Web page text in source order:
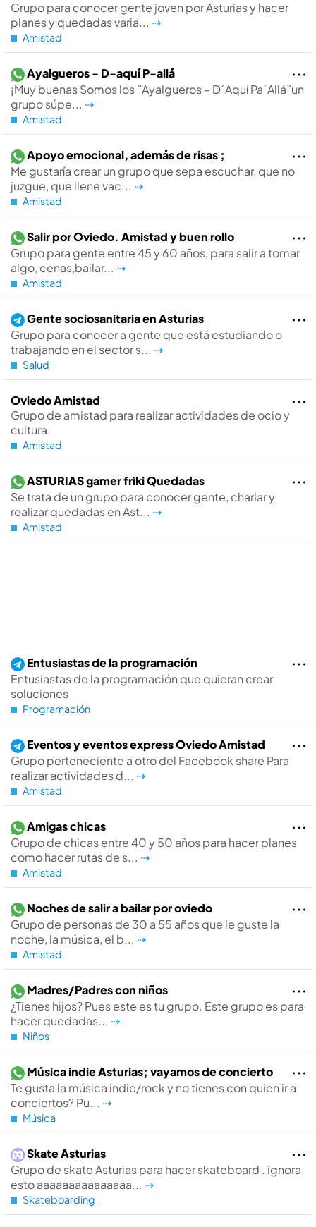
Grupo para conocer gente joven por Asturias y hacer
planes y quedadas varia... ⇢
Amistad
Ayalgueros - D-aquí P-allá
¡Muy buenas Somos los ¨Ayalgueros – D´Aquí Pa´Allá¨un
grupo súpe... ⇢
Amistad
Apoyo emocional, además de risas ;
Me gustaría crear un grupo que sepa escuchar, que no
juzgue, que llene vac... ⇢
Amistad
Salir por Oviedo. Amistad y buen rollo
Grupo para gente entre 45 y 60 años, para salir a tomar
algo, cenas,bailar... ⇢
Amistad
Gente sociosanitaria en Asturias
Grupo para conocer a gente que está estudiando o
trabajando en el sector s... ⇢
Salud
Oviedo Amistad
Grupo de amistad para realizar actividades de ocio y
cultura.
Amistad
ASTURIAS gamer friki Quedadas
Se trata de un grupo para conocer gente, charlar y
realizar quedadas en Ast... ⇢
Amistad
Entusiastas de la programación
Entusiastas de la programación que quieran crear
soluciones
Programación
Eventos y eventos express Oviedo Amistad
Grupo perteneciente a otro del Facebook share Para
realizar actividades d... ⇢
Amistad
Amigas chicas
Grupo de chicas entre 40 y 50 años para hacer planes
como hacer rutas de s... ⇢
Amistad
Noches de salir a bailar por oviedo
Grupo de personas de 30 a 55 años que le guste la
noche, la música, el b... ⇢
Amistad
Madres/Padres con niños
¿Tienes hijos? Pues este es tu grupo. Este grupo es para
hacer quedadas... ⇢
Niños
Música indie Asturias; vayamos de concierto
Te gusta la música indie/rock y no tienes con quien ir a
conciertos? Pu... ⇢
Música
Skate Asturias
Grupo de skate Asturias para hacer skateboard . ignora
esto aaaaaaaaaaaaaaa... ⇢
Skateboarding